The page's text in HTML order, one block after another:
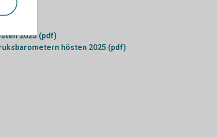
2025 (pdf)
hösten 2025 (pdf)